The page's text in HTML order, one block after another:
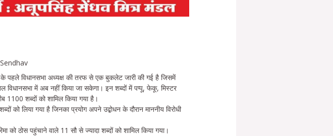
विधानसभा अध्यक्ष की तरफ से एक बुकलेट जारी की गई है जिसमें
विधानसभा में अब नहीं किया जा सकेगा। इन शब्दों में पप्पू, फेकू, मिस्टर
1100 शब्दों को शामिल किया गया है।
लिया गया है जिनका प्रयोग अपने उद्बोधन के दौरान माननीय विरोधी
को ठोस पहुंचाने वाले 11 सौ से ज्यादा शब्दों को शामिल किया गया।